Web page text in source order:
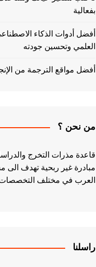
بفعالية
أفضل أدوات الذكاء
العلمي وتحسين جودته
أفضل مواقع الترجمة من
من نحن ؟
مبادرة غير ربحية تهدف الى
العرب في مختلف التخصصات
راسلنا